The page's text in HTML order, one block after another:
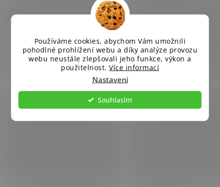
Používáme cookies, abychom Vám umožnili
pohodlné prohlížení webu a díky analýze provozu
webu neustále zlepšovali jeho funkce, výkon a
použitelnost. Více informací
Nastavení
Souhlasím